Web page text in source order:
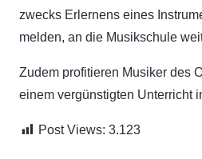
zwecks Erlernens eines
melden, an die Musikschule
Zudem profitieren Musiker des
einem vergünstigten Unterricht
Post Views: 3.123